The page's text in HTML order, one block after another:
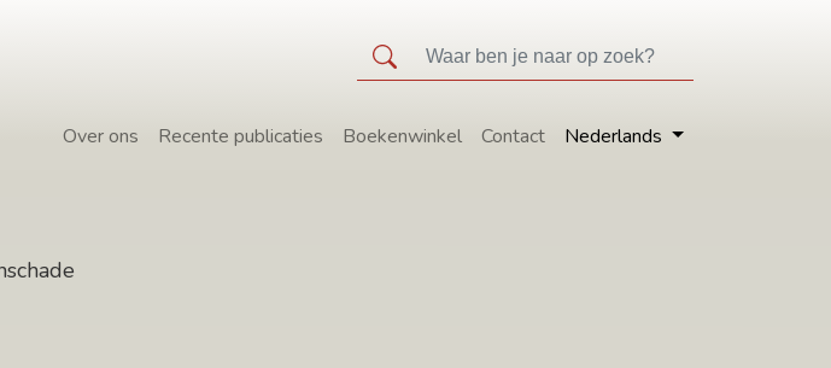
Over ons Recente publicaties Boekenwinkel Contact Nederlands